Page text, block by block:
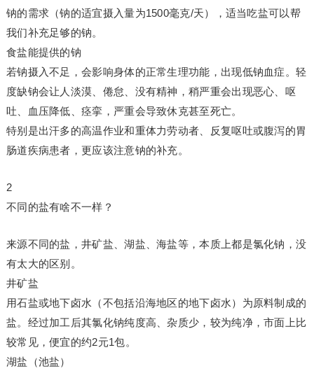
钠的需求（钠的适宜摄入量为1500毫克/天），适当吃盐可以帮
我们补充足够的钠。
食盐能提供的钠
若钠摄入不足，会影响身体的正常生理功能，出现低钠血症。轻
度缺钠会让人淡漠、倦怠、没有精神，稍严重会出现恶心、呕
吐、血压降低、痉挛，严重会导致休克甚至死亡。
特别是出汗多的高温作业和重体力劳动者、反复呕吐或腹泻的胃
肠道疾病患者，更应该注意钠的补充。
2
不同的盐有啥不一样？
来源不同的盐，井矿盐、湖盐、海盐等，本质上都是氯化钠，没
有太大的区别。
井矿盐
用石盐或地下卤水（不包括沿海地区的地下卤水）为原料制成的
盐。经过加工后其氯化钠纯度高、杂质少，较为纯净，市面上比
较常见，便宜的约2元1包。
湖盐（池盐）